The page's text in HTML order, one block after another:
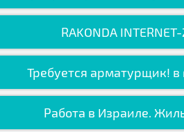
RAKONDA INTERNET-
Требуется арматурщик! в
Работа в Израиле.